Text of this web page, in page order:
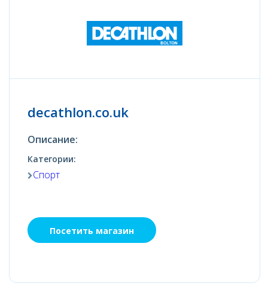
decathlon.co.uk
Описание:
Категории:
Спорт
Посетить магазин